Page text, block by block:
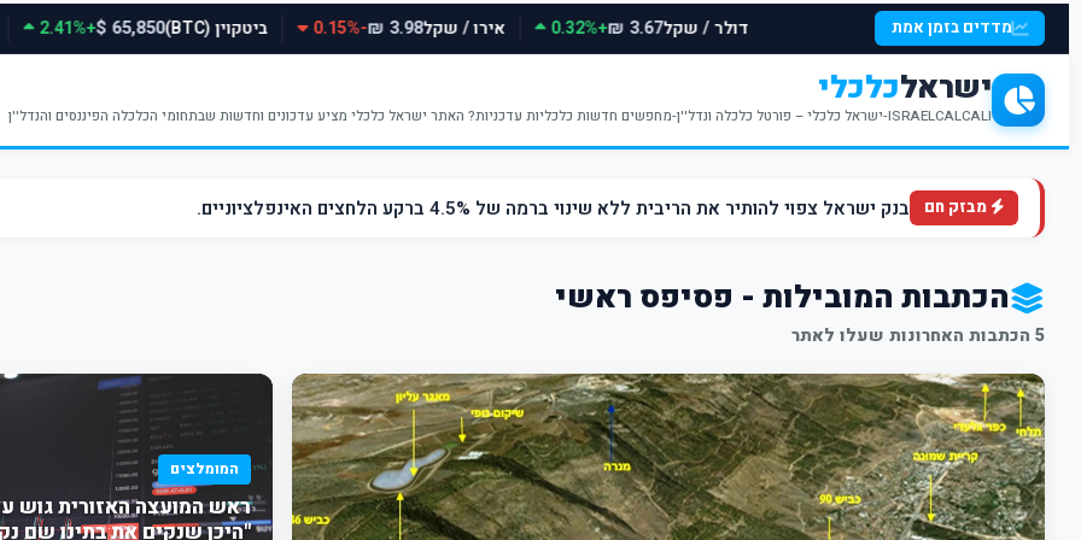
מדדים בזמן אמת דולר / שקל3.67 ₪
+0.32% אירו / שקל3.98 ₪
-0.15% ביטקוין (BTC) 65,850 $
+2.41%
ישראלכלכלי
ISRAELCALCALI-ישראל כלכלי – פורטל כלכלה ונדל''ן-מחפשים חדשות כלכליות עדכניות? האתר ישראל כלכלי מציע עדכונים וחדשות שבתחומי הכלכלה הפיננסים והנדל''ן
מבזק חם בנק ישראל צפוי להותיר את הריבית ללא שינוי ברמה של 4.5% ברקע הלחצים האינפלציוניים.
הכתבות המובילות - פסיפס ראשי
5 הכתבות האחרונות שעלו לאתר
המומלצים
ראש המועצה האזורית גוש
"היכן שנקים את בתינו שם